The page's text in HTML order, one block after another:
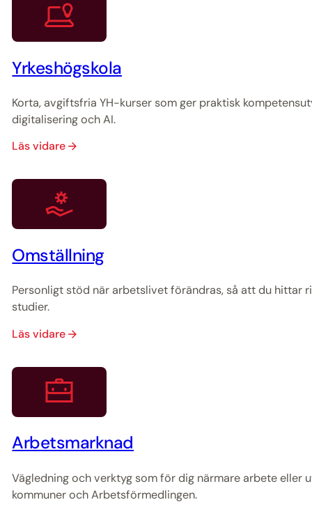
Yrkeshögskola
Korta, avgiftsfria YH-kurser som ger praktisk
digitalisering och AI.
Läs vidare
Omställning
Personligt stöd när arbetslivet förändras, så att du hittar
studier.
Läs vidare
Arbetsmarknad
Vägledning och verktyg som för dig närmare arbete eller
kommuner och Arbetsförmedlingen.